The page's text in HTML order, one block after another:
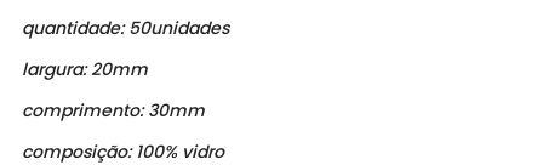
quantidade: 50unidades
largura: 20mm
comprimento: 30mm
composição: 100% vidro